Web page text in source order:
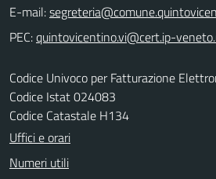
E-mail:
PEC:
Codice Univoco per Fatturazione
Codice Istat 024083
Codice Catastale H134
Uffici e orari
Numeri utili